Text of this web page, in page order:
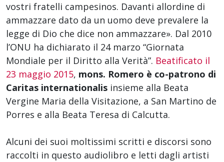
vostri fratelli campesinos. Davanti allordine di
ammazzare dato da un uomo deve prevalere la
legge di Dio che dice non ammazzare». Dal 2010
l’ONU ha dichiarato il 24 marzo “Giornata
Mondiale per il Diritto alla Verità”. Beatificato il
23 maggio 2015, mons. Romero è co-patrono di
Caritas internationalis insieme alla Beata
Vergine Maria della Visitazione, a San Martino de
Porres e alla Beata Teresa di Calcutta.
Alcuni dei suoi moltissimi scritti e discorsi sono
raccolti in questo audiolibro e letti dagli artisti